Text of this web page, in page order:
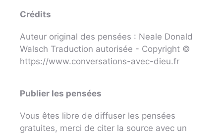
Crédits
Auteur original des pensées : Neale Donald
Walsch Traduction autorisée - Copyright ©
https://www.conversations-avec-dieu.fr
Publier les pensées
Vous êtes libre de diffuser les pensées
gratuites, merci de citer la source avec un